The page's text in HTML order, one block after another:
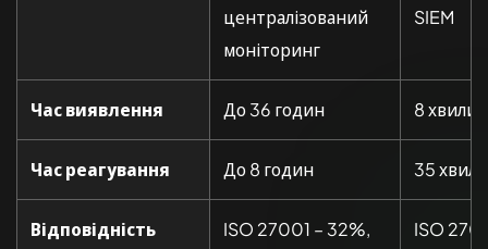
централізований
моніторинг
SIEM
Час виявлення До 36 годин 8 хвилин
Час реагування До 8 годин 35
Відповідність
ISO 27001 – 32%,
ISO